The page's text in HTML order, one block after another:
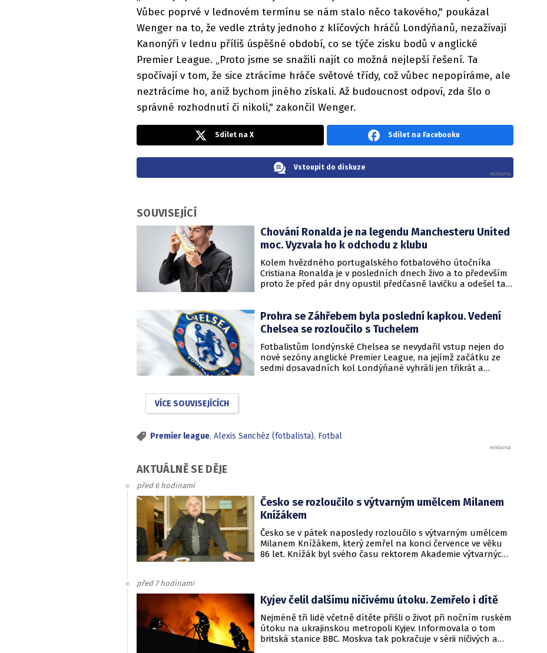
Vůbec poprvé v lednovém termínu se nám stalo něco takového," poukázal
Wenger na to, že vedle ztráty jednoho z klíčových hráčů Londýňanů, nezažívají
Kanonýři v lednu příliš úspěšné období, co se týče zisku bodů v anglické
Premier League. „Proto jsme se snažili najít co možná nejlepší řešení. Ta
spočívají v tom, že sice ztrácíme hráče světové třídy, což vůbec nepopíráme, ale
neztrácíme ho, aniž bychom jiného získali. Až budoucnost odpoví, zda šlo o
správné rozhodnutí či nikoli," zakončil Wenger.
Sdílet na X Sdílet na Facebooku
Vstoupit do diskuze
SOUVISEJÍCÍ
Chování Ronalda je na legendu Manchesteru United
moc. Vyzvala ho k odchodu z klubu
Kolem hvězdného portugalského fotbalového útočníka
Cristiana Ronalda je v posledních dnech živo a to především
proto že před pár dny opustil předčasně lavičku a odešel tak
nenominoval na další ligový duel s Chelsea, na čež se
Ronaldo za své chování omluvil. Podle klubové legendy
Garyho Nevilllea by pro United bylo nejlepší, kdyby s
Ronaldem okamžitě ukončila spolupráci.
Prohra se Záhřebem byla poslední kapkou. Vedení
Chelsea se rozloučilo s Tuchelem
Fotbalistům londýnské Chelsea se nevydařil vstup nejen do
nové sezóny anglické Premier League, na jejímž začátku ze
sedmi dosavadních kol Londýňané vyhráli jen třikrát a
VÍCE SOUVISEJÍCÍCH
Premier league, Alexis Sanchéz (fotbalista), Fotbal
AKTUÁLNĚ SE DĚJE
před 6 hodinami
Česko se rozloučilo s výtvarným umělcem Milanem
Knížákem
Česko se v pátek naposledy rozloučilo s výtvarným umělcem
Milanem Knížákem, který zemřel na konci července ve věku
86 let. Knížák byl svého času rektorem Akademie výtvarných
před 7 hodinami
Kyjev čelil dalšímu ničivému útoku. Zemřelo i dítě
Nejméně tři lidé včetně dítěte přišli o život při nočním ruském
útoku na ukrajinskou metropoli Kyjev. Informovala o tom
britská stanice BBC. Moskva tak pokračuje v sérii ničivých a